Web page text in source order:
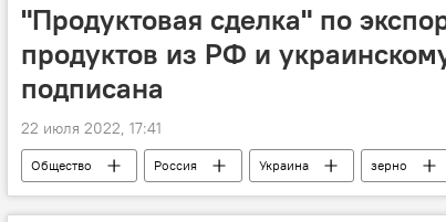
"Продуктовая сделка" по
продуктов из РФ и
подписана
22 июля 2022, 17:41
Общество Россия Украина зерно